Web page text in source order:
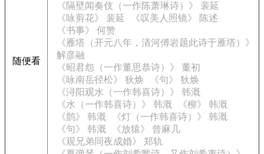
随便看
《隔壁闻奏伎（一作陈萧琳诗）》 裴延
《咏剪花》 裴延
《叹美人照镜》 陈述
《书事》 何赞
《雁塔（开元八年，清河傅岩题此诗于雁塔）》
解彦融
《昭君怨（一作董思恭诗）》 董初
《咏南岳径松》 狄焕
《句》 狄焕
《浔阳观水（一作韩喜诗）》 韩溉
《水（一作韩喜诗）》 韩溉
《柳》 韩溉
《鹊》 韩溉
《灯（一作韩喜诗）》 韩溉
《句》 韩溉
《放猿》 曾麻几
《观兄弟同夜成婚》 郑轨